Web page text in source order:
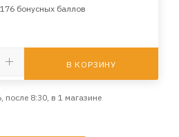
бонусных баллов
В КОРЗИНУ
после 8:30, в 1 магазине